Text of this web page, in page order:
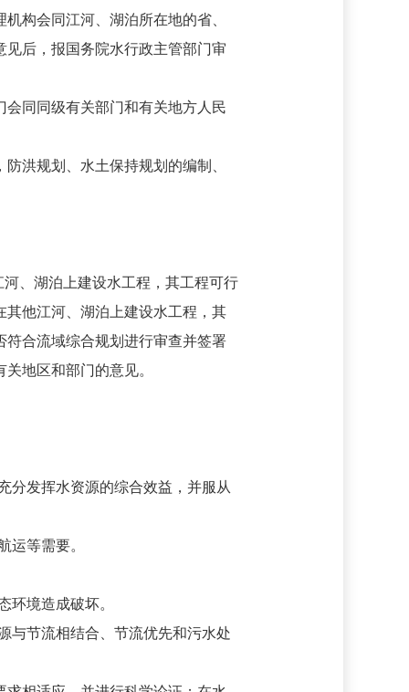
构会同江河、湖泊所在地的省、
后，报国务院水行政主管部门审
同同级有关部门和有关地方人民
洪规划、水土保持规划的编制、
、湖泊上建设水工程，其工程可行
他江河、湖泊上建设水工程，其
合流域综合规划进行审查并签署
地区和部门的意见。
发挥水资源的综合效益，并服从
等需要。
境造成破坏。
节流相结合、节流优先和污水处